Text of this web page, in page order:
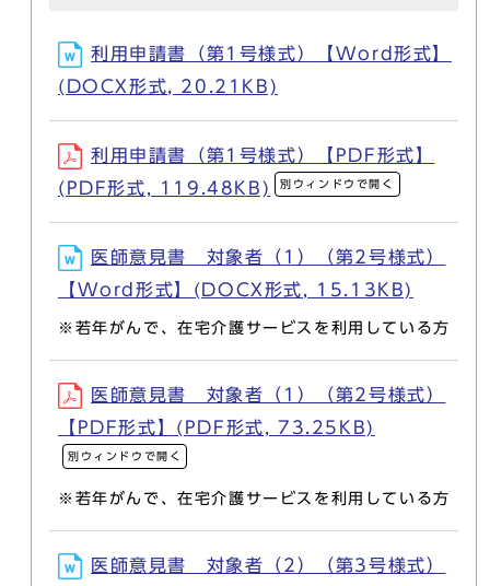
利用申請書（第1号様式）【Word形式】
(DOCX形式, 20.21KB)
利用申請書（第1号様式）【PDF形式】
(PDF形式, 119.48KB)
別ウィンドウで開く
医師意見書 対象者（1）（第2号様式）
【Word形式】(DOCX形式, 15.13KB)
※若年がんで、在宅介護サービスを利用している方
医師意見書 対象者（1）（第2号様式）
【PDF形式】(PDF形式, 73.25KB)
別ウィンドウで開く
※若年がんで、在宅介護サービスを利用している方
医師意見書 対象者（2）（第3号様式）